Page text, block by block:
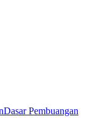
Dasar Pembuangan